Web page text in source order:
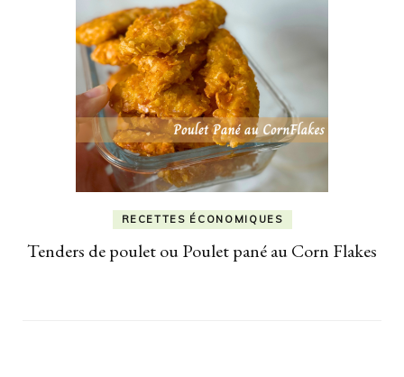
RECETTES ÉCONOMIQUES
Tenders de poulet ou Poulet pané au Corn Flakes